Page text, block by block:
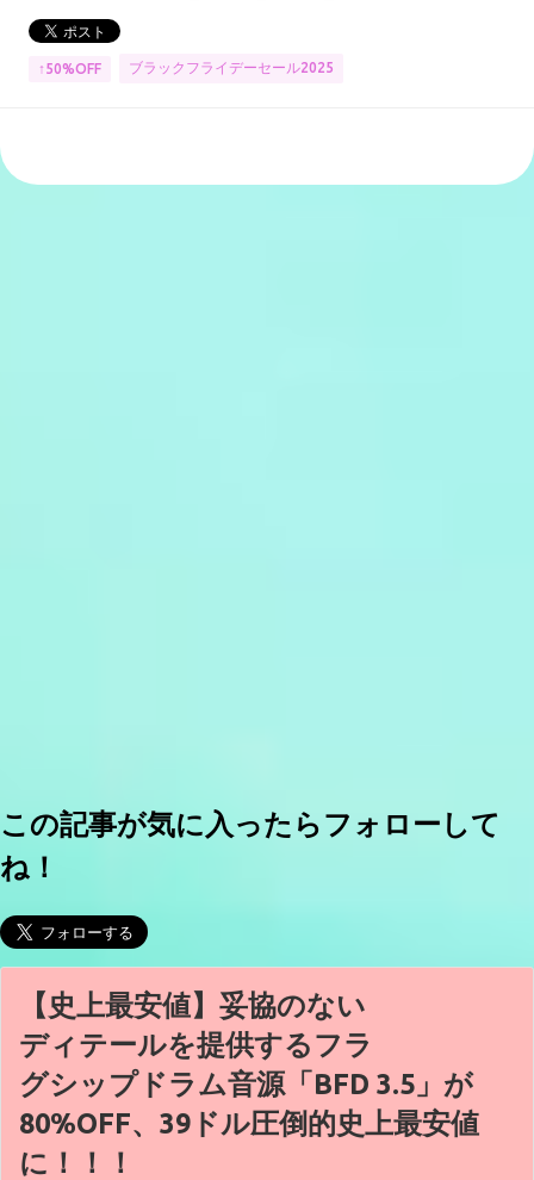
↑50%OFF ブラックフライデーセール2025
この記事が気に入ったらフォローして
ね！
【史上最安値】妥協のない
ディテールを提供するフラ
グシップドラム音源「BFD 3.5」が
80%OFF、39ドル圧倒的史上最安値
に！！！